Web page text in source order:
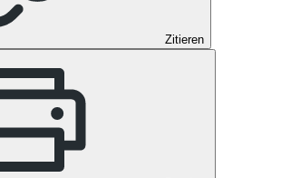
Zitieren